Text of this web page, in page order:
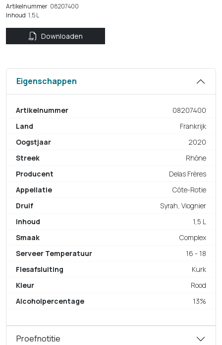
Artikelnummer 08207400
Inhoud 1,5 L
Downloaden
Eigenschappen
Artikelnummer
08207400
Land
Frankrijk
Oogstjaar
2020
Streek
Rhône
Producent
Delas Frères
Appellatie
Côte-Rotie
Druif
Syrah, Viognier
Inhoud
1,5 L
Smaak
Complex
Serveer Temperatuur
16 - 18
Flesafsluiting
Kurk
Kleur
Rood
Alcoholpercentage
13%
Proefnotitie